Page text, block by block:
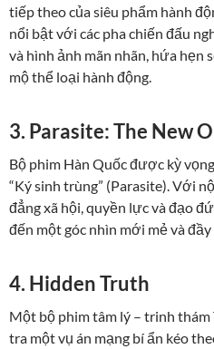
tiếp theo của siêu phẩm hành
nổi bật với các pha chiến đấu
và hình ảnh mãn nhãn, hứa hẹn
mộ thể loại hành động.
3. Parasite: The New
Bộ phim Hàn Quốc được kỳ
“Ký sinh trùng” (Parasite). Với
đẳng xã hội, quyền lực và đạo
đến một góc nhìn mới mẻ và đầy
4. Hidden Truth
Một bộ phim tâm lý – trinh thám
tra một vụ án mạng bí ẩn kéo